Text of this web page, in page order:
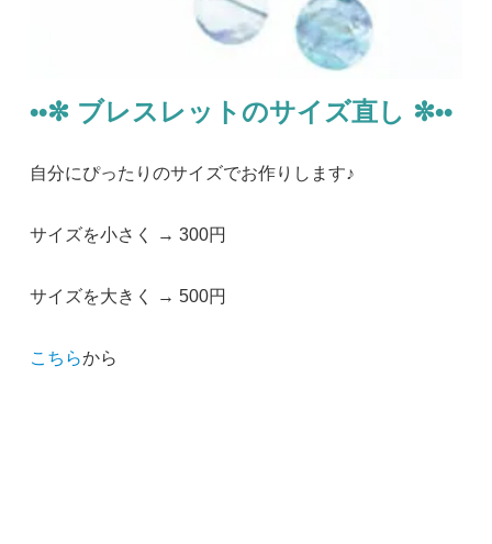
••✼ ブレスレットのサイズ直し ✼••
自分にぴったりのサイズでお作りします♪
サイズを小さく → 300円
サイズを大きく → 500円
こちらから